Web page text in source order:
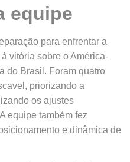
equipe
para enfrentar a
vitória sobre o América-
do Brasil. Foram quatro
priorizando a
os ajustes
equipe também fez
e dinâmica de